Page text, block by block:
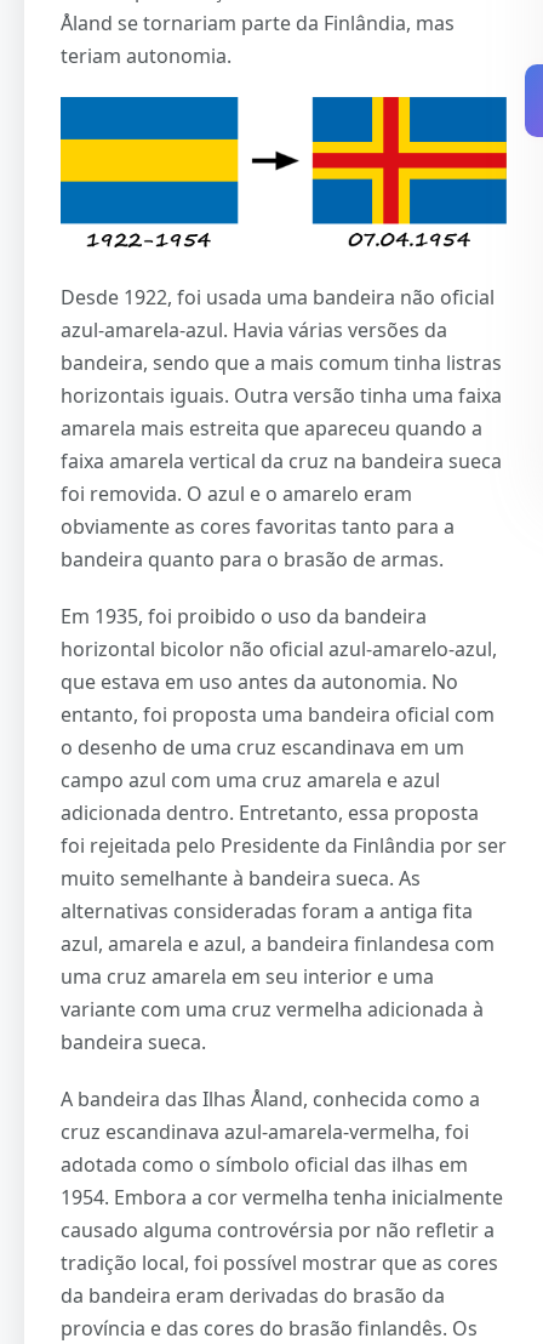
Åland se tornariam parte da Finlândia, mas
teriam autonomia.
Desde 1922, foi usada uma bandeira não oficial
azul-amarela-azul. Havia várias versões da
bandeira, sendo que a mais comum tinha listras
horizontais iguais. Outra versão tinha uma faixa
amarela mais estreita que apareceu quando a
faixa amarela vertical da cruz na bandeira sueca
foi removida. O azul e o amarelo eram
obviamente as cores favoritas tanto para a
bandeira quanto para o brasão de armas.
Em 1935, foi proibido o uso da bandeira
horizontal bicolor não oficial azul-amarelo-azul,
que estava em uso antes da autonomia. No
entanto, foi proposta uma bandeira oficial com
o desenho de uma cruz escandinava em um
campo azul com uma cruz amarela e azul
adicionada dentro. Entretanto, essa proposta
foi rejeitada pelo Presidente da Finlândia por ser
muito semelhante à bandeira sueca. As
alternativas consideradas foram a antiga fita
azul, amarela e azul, a bandeira finlandesa com
uma cruz amarela em seu interior e uma
variante com uma cruz vermelha adicionada à
bandeira sueca.
A bandeira das Ilhas Åland, conhecida como a
cruz escandinava azul-amarela-vermelha, foi
adotada como o símbolo oficial das ilhas em
1954. Embora a cor vermelha tenha inicialmente
causado alguma controvérsia por não refletir a
tradição local, foi possível mostrar que as cores
da bandeira eram derivadas do brasão da
província e das cores do brasão finlandês. Os